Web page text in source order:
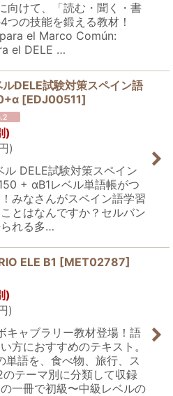
向けて、「読む・聞く・書
つの技能を鍛える教材！
el Marco Común:
el DELE …
DELE試験対策スペイン語
[EDJ00511]
)
)
ル DELE試験対策スペイン
+ αB1レベル単語帳がつ
みなさんがスペイン語学習
とはなんですか？セルバン
れる多…
ELE B1 [MET02787]
)
)
キャブラリー教材登場！語
方におすすめのテキスト。
単語を、食べ物、旅行、ス
テーマ別に分類して収録
一冊で初級〜中級レベルの